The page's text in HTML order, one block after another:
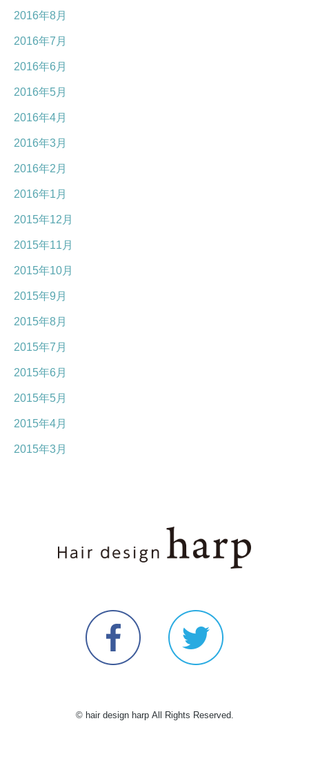
2016年8月
2016年7月
2016年6月
2016年5月
2016年4月
2016年3月
2016年2月
2016年1月
2015年12月
2015年11月
2015年10月
2015年9月
2015年8月
2015年7月
2015年6月
2015年5月
2015年4月
2015年3月
© hair design harp All Rights Reserved.